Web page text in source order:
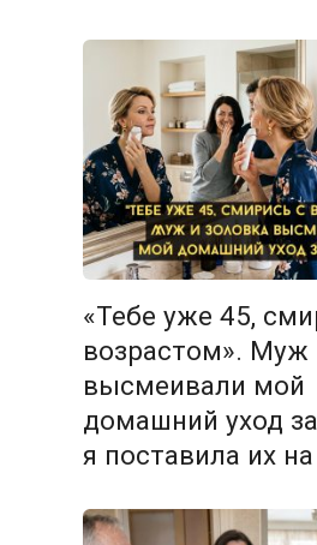
«Тебе уже 45,
возрастом». Муж
высмеивали мой
домашний уход
я поставила их